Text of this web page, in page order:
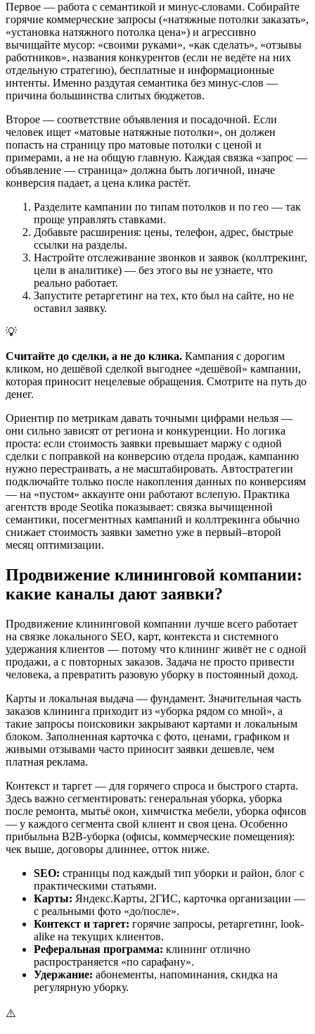
Первое — работа с семантикой и минус-словами. Собирайте
горячие коммерческие запросы («натяжные потолки заказать»,
«установка натяжного потолка цена») и агрессивно
вычищайте мусор: «своими руками», «как сделать», «отзывы
работников», названия конкурентов (если не ведёте на них
отдельную стратегию), бесплатные и информационные
интенты. Именно раздутая семантика без минус-слов —
причина большинства слитых бюджетов.
Второе — соответствие объявления и посадочной. Если
человек ищет «матовые натяжные потолки», он должен
попасть на страницу про матовые потолки с ценой и
примерами, а не на общую главную. Каждая связка «запрос —
объявление — страница» должна быть логичной, иначе
конверсия падает, а цена клика растёт.
Разделите кампании по типам потолков и по гео — так
проще управлять ставками.
Добавьте расширения: цены, телефон, адрес, быстрые
ссылки на разделы.
Настройте отслеживание звонков и заявок (коллтрекинг,
цели в аналитике) — без этого вы не узнаете, что
реально работает.
Запустите ретаргетинг на тех, кто был на сайте, но не
оставил заявку.
💡
Считайте до сделки, а не до клика. Кампания с дорогим
кликом, но дешёвой сделкой выгоднее «дешёвой» кампании,
которая приносит нецелевые обращения. Смотрите на путь до
денег.
Ориентир по метрикам давать точными цифрами нельзя —
они сильно зависят от региона и конкуренции. Но логика
проста: если стоимость заявки превышает маржу с одной
сделки с поправкой на конверсию отдела продаж, кампанию
нужно перестраивать, а не масштабировать. Автостратегии
подключайте только после накопления данных по конверсиям
— на «пустом» аккаунте они работают вслепую. Практика
агентств вроде Seotika показывает: связка вычищенной
семантики, посегментных кампаний и коллтрекинга обычно
снижает стоимость заявки заметно уже в первый–второй
месяц оптимизации.
Продвижение клининговой компании:
какие каналы дают заявки?
Продвижение клининговой компании лучше всего работает
на связке локального SEO, карт, контекста и системного
удержания клиентов — потому что клининг живёт не с одной
продажи, а с повторных заказов. Задача не просто привести
человека, а превратить разовую уборку в постоянный доход.
Карты и локальная выдача — фундамент. Значительная часть
заказов клининга приходит из «уборка рядом со мной», а
такие запросы поисковики закрывают картами и локальным
блоком. Заполненная карточка с фото, ценами, графиком и
живыми отзывами часто приносит заявки дешевле, чем
платная реклама.
Контекст и таргет — для горячего спроса и быстрого старта.
Здесь важно сегментировать: генеральная уборка, уборка
после ремонта, мытьё окон, химчистка мебели, уборка офисов
— у каждого сегмента свой клиент и своя цена. Особенно
прибыльна B2B-уборка (офисы, коммерческие помещения):
чек выше, договоры длиннее, отток ниже.
SEO: страницы под каждый тип уборки и район, блог с
практическими статьями.
Карты: Яндекс.Карты, 2ГИС, карточка организации —
с реальными фото «до/после».
Контекст и таргет: горячие запросы, ретаргетинг, look-
alike на текущих клиентов.
Реферальная программа: клининг отлично
распространяется «по сарафану».
Удержание: абонементы, напоминания, скидка на
регулярную уборку.
⚠️